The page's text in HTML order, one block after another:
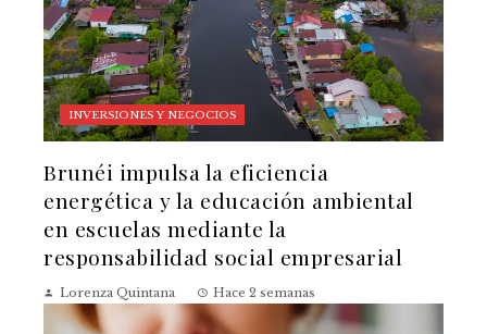
INVERSIONES Y NEGOCIOS
Brunéi impulsa la eficiencia
energética y la educación ambiental
en escuelas mediante la
responsabilidad social empresarial
Lorenza Quintana Hace 2 semanas